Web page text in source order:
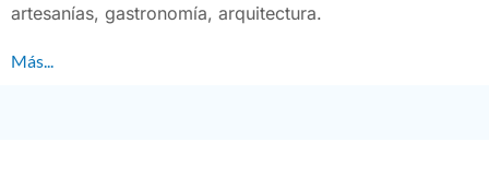
artesanías, gastronomía, arquitectura.
Más...